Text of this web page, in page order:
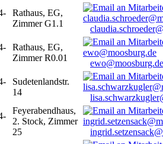
Rathaus, EG,
Zimmer G1.1
Rathaus, EG,
Zimmer R0.01
ewo@moosburg.de
Sudetenlandstr.
14
Feyerabendhaus,
2. Stock, Zimmer
25